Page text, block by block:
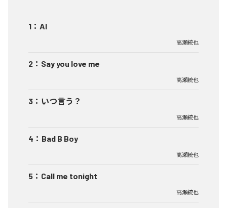
1 ： AI
高瀬統也
2 ： Say you love me
高瀬統也
3 ： いつ言う？
高瀬統也
4 ： Bad B Boy
高瀬統也
5 ： Call me tonight
高瀬統也